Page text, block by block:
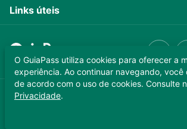
Links úteis
GUIAPASS TECNOLOGIA LTDA. CNPJ
O GuiaPass utiliza cookies para oferecer a
experiência. Ao continuar navegando, você
de acordo com o uso de cookies. Consulte
Privacidade.